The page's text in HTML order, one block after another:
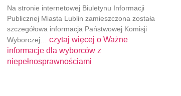
Na stronie internetowej Biuletynu Informacji
Publicznej Miasta Lublin zamieszczona została
szczegółowa informacja Państwowej Komisji
Wyborczej… czytaj więcej oWażne
informacje dla wyborców z
niepełnosprawnościami